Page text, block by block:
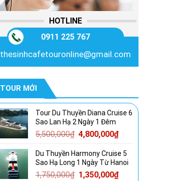
HOTLINE
0911 225 767
thesinhcafetouronline@gmail.com
TOUR MỚI
Tour Du Thuyền Diana Cruise 6
Sao Lan Hạ 2 Ngày 1 Đêm
5,500,000₫ Giá
là:
5,500,000₫.
4,800,000₫Giá
tại
là:
4,800,000₫.
Du Thuyền Harmony Cruise 5
Sao Hạ Long 1 Ngày Từ Hanoi
1,750,000₫ Giá
1,350,000₫Giá